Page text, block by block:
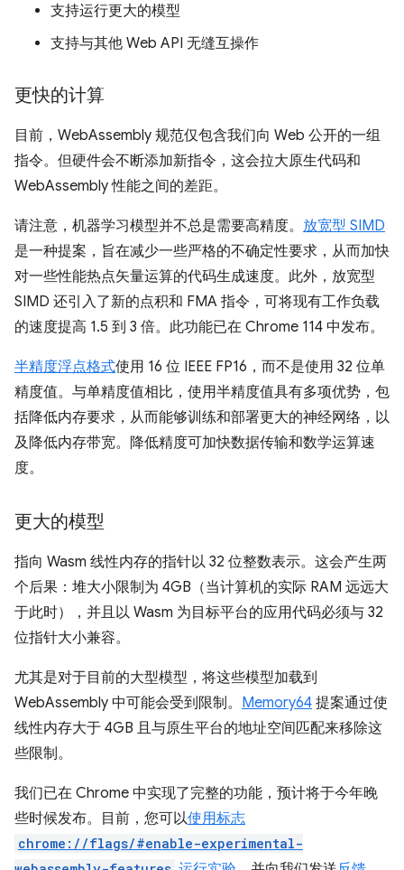
支持运行更大的模型
支持与其他 Web API 无缝互操作
更快的计算
目前，WebAssembly 规范仅包含我们向 Web 公开的一组
指令。但硬件会不断添加新指令，这会拉大原生代码和
WebAssembly 性能之间的差距。
请注意，机器学习模型并不总是需要高精度。 放宽型 SIMD
是一种提案，旨在减少一些严格的不确定性要求，从而加快
对一些性能热点矢量运算的代码生成速度。此外，放宽型
SIMD 还引入了新的点积和 FMA 指令，可将现有工作负载
的速度提高 1.5 到 3 倍。此功能已在 Chrome 114 中发布。
半精度浮点格式使用 16 位 IEEE FP16，而不是使用 32 位单
精度值。与单精度值相比，使用半精度值具有多项优势，包
括降低内存要求，从而能够训练和部署更大的神经网络，以
及降低内存带宽。降低精度可加快数据传输和数学运算速
度。
更大的模型
指向 Wasm 线性内存的指针以 32 位整数表示。这会产生两
个后果：堆大小限制为 4GB（当计算机的实际 RAM 远远大
于此时），并且以 Wasm 为目标平台的应用代码必须与 32
位指针大小兼容。
尤其是对于目前的大型模型，将这些模型加载到
WebAssembly 中可能会受到限制。 Memory64 提案通过使
线性内存大于 4GB 且与原生平台的地址空间匹配来移除这
些限制。
我们已在 Chrome 中实现了完整的功能，预计将于今年晚
些时候发布。目前，您可以使用标志
chrome://flags/#enable-experimental-